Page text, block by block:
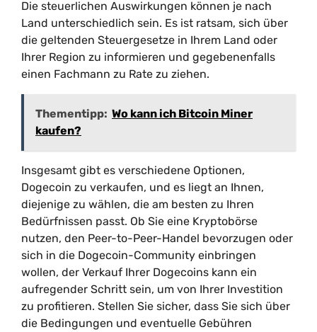
Die steuerlichen Auswirkungen können je nach
Land unterschiedlich sein. Es ist ratsam, sich über
die geltenden Steuergesetze in Ihrem Land oder
Ihrer Region zu informieren und gegebenenfalls
einen Fachmann zu Rate zu ziehen.
Thementipp: Wo kann ich Bitcoin Miner
kaufen?
Insgesamt gibt es verschiedene Optionen,
Dogecoin zu verkaufen, und es liegt an Ihnen,
diejenige zu wählen, die am besten zu Ihren
Bedürfnissen passt. Ob Sie eine Kryptobörse
nutzen, den Peer-to-Peer-Handel bevorzugen oder
sich in die Dogecoin-Community einbringen
wollen, der Verkauf Ihrer Dogecoins kann ein
aufregender Schritt sein, um von Ihrer Investition
zu profitieren. Stellen Sie sicher, dass Sie sich über
die Bedingungen und eventuelle Gebühren